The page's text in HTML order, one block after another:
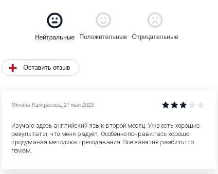
Нейтральные Положительные Отрицательные
Оставить отзыв
Милана Панкратова, 27 мая 2023
Изучаю здесь английский язык второй месяц. Уже есть хорошие
результаты, что меня радует. Особенно понравилась хорошо
продуманая методика преподавания. Все занятия разбиты по
темам.